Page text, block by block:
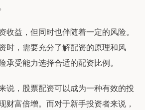
收益，但同时也伴随着一定的风险。
时，需要充分了解配资的原理和风
承受能力选择合适的配资比例。
说，股票配资可以成为一种有效的投
财富倍增。而对于新手投资者来说，